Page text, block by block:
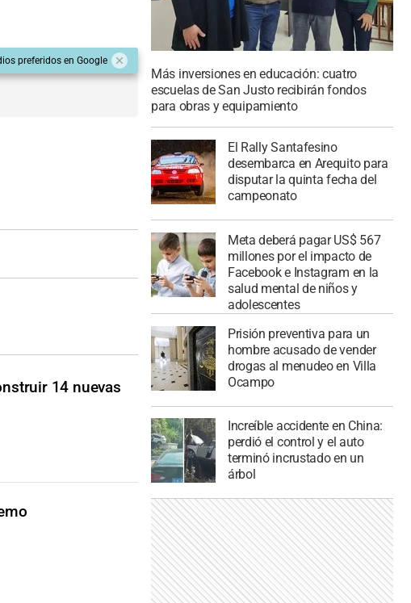
preferidos en Google
14 nuevas
Más inversiones en educación: cuatro
escuelas de San Justo recibirán fondos
para obras y equipamiento
El Rally Santafesino
desembarca en Arequito para
disputar la quinta fecha del
campeonato
Meta deberá pagar US$ 567
millones por el impacto de
Facebook e Instagram en la
salud mental de niños y
adolescentes
Prisión preventiva para un
hombre acusado de vender
drogas al menudeo en Villa
Ocampo
Increíble accidente en China:
perdió el control y el auto
terminó incrustado en un
árbol